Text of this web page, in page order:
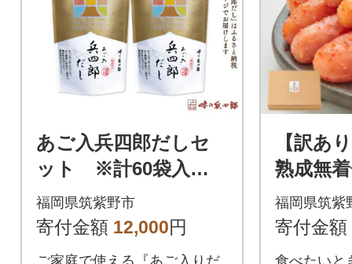
あご入兵四郎だしセ
ット ※計60袋入
り | 調味料 出汁 人
気セット だしパック
福岡県筑紫野市
寄付金額 12,000円
ご家庭で使える『あご入りだ
【訳あ
熟成無
子)1kg(
福岡県筑紫
寄付金額
食べたいと